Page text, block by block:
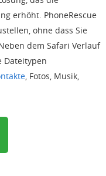
erhöht. PhoneRescue
ohne dass Sie
dem Safari Verlauf
Dateitypen
, Fotos, Musik,